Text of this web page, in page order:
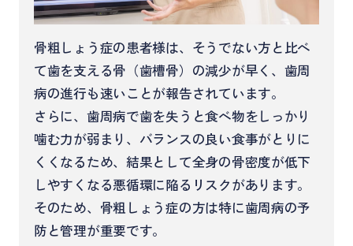
骨粗しょう症の患者様は、そうでない方と比べ
て歯を支える骨（歯槽骨）の減少が早く、歯周
病の進行も速いことが報告されています。
さらに、歯周病で歯を失うと食べ物をしっかり
噛む力が弱まり、バランスの良い食事がとりに
くくなるため、結果として全身の骨密度が低下
しやすくなる悪循環に陥るリスクがあります。
そのため、骨粗しょう症の方は特に歯周病の予
防と管理が重要です。